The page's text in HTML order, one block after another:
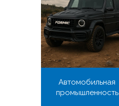
Автомобильная
промышленность